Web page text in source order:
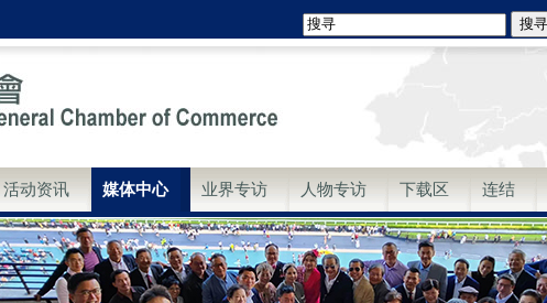
活动资讯 媒体中心 业界专访 人物专访 下载区 连结